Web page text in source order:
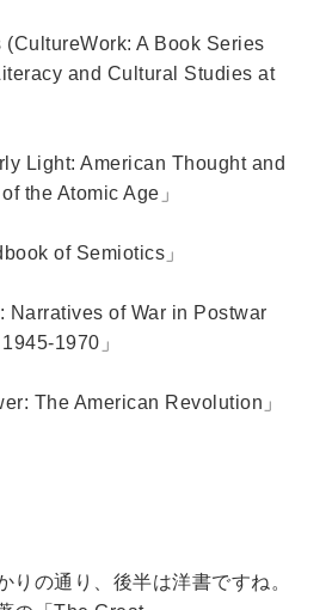
(CultureWork: A Book Series
and Cultural Studies at
Light: American Thought and
the Atomic Age 」
of Semiotics 」
Narratives of War in Postwar
1945-1970 」
The American Revolution 」
りの通り、後半は洋書ですね。